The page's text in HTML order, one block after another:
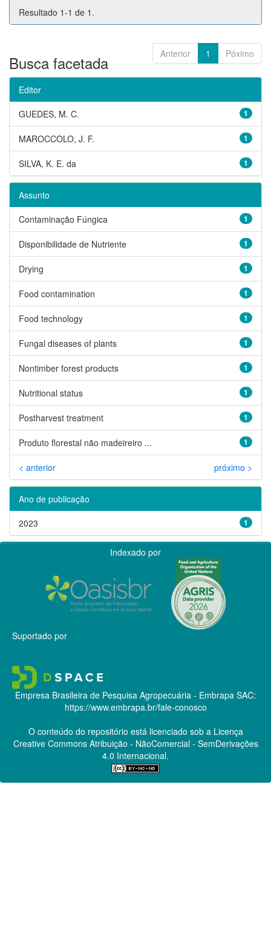
Resultado 1-1 de 1.
Anterior 1 Póximo
Busca facetada
Editor
1
GUEDES, M. C.
1
MAROCCOLO, J. F.
1
SILVA, K. E. da
Assunto
1
Contaminação Fúngica
1
Disponibilidade de Nutriente
1
Drying
1
Food contamination
1
Food technology
1
Fungal diseases of plants
1
Nontimber forest products
1
Nutritional status
1
Postharvest treatment
1
Produto florestal não madeireiro ...
< anterior próximo >
Ano de publicação
1
2023
Indexado por
Suportado por
Empresa Brasileira de Pesquisa Agropecuária - Embrapa SAC:
https://www.embrapa.br/fale-conosco
O conteúdo do repositório está licenciado sob a Licença
Creative CommonsAtribuição - NãoComercial - SemDerivações
4.0 Internacional.